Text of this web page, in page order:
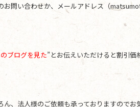
お問い合わせか、メールアドレス（
ブログを見た”とお伝えいただけると割引価
ん、法人様のご依頼も承っておりますのでお